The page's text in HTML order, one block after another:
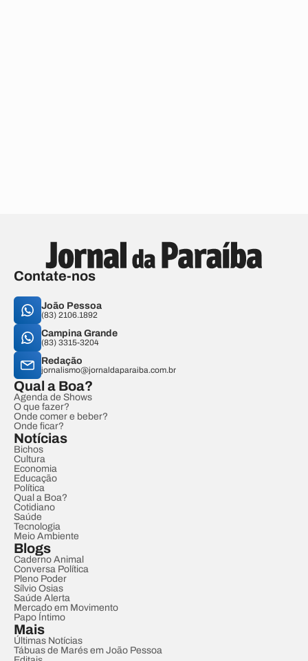
Contate-nos
João Pessoa
(83) 2106.1892
Campina Grande
(83) 3315-3204
Redação
jornalismo@jornaldaparaiba.com.br
Qual a Boa?
Agenda de Shows
O que fazer?
Onde comer e beber?
Onde ficar?
Notícias
Bichos
Cultura
Economia
Educação
Política
Qual a Boa?
Cotidiano
Saúde
Tecnologia
Meio Ambiente
Blogs
Caderno Animal
Conversa Política
Pleno Poder
Sílvio Osias
Saúde Alerta
Mercado em Movimento
Papo Íntimo
Mais
Últimas Notícias
Tábuas de Marés em João Pessoa